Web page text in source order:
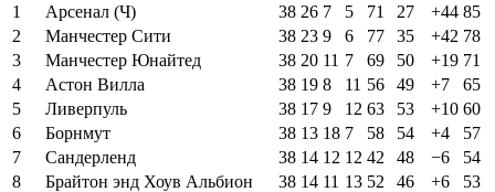
1
Арсенал (Ч) 38 26 7 5 71 27 +44 85
2
Манчестер Сити 38 23 9 6 77 35 +42 78
3
Манчестер Юнайтед 38 20 11 7 69 50 +19 71
4
Астон Вилла 38 19 8 11 56 49 +7
65
5
Ливерпуль 38 17 9 12 63 53 +10 60
6
Борнмут 38 13 18 7 58 54 +4
57
7
Сандерленд 38 14 12 12 42 48 −6
54
8
Брайтон энд Хоув Альбион 38 14 11 13 52 46 +6
53